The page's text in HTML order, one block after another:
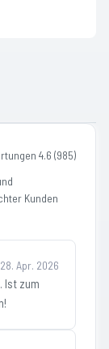
4.6 (985)
Kunden
28. Apr. 2026
Ist zum